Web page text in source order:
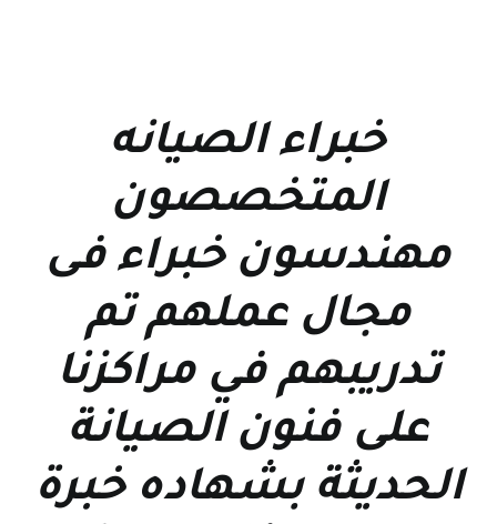
خبراء الصيانه
المتخصصون
مهندسون خبراء فى
مجال عملهم تم
تدريبهم في مراكزنا
على فنون الصيانة
الحديثة بشهاده خبرة